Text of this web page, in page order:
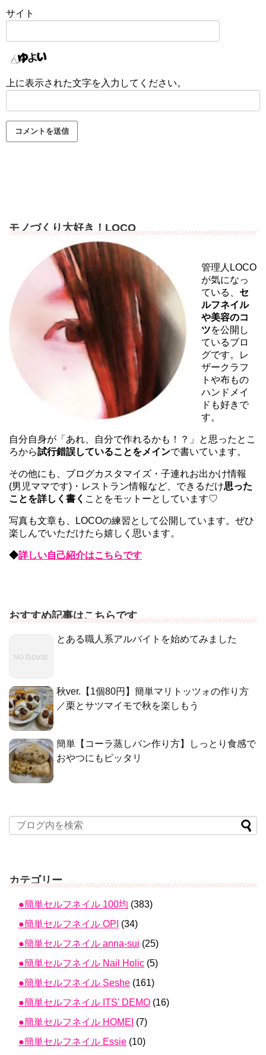
サイト
上に表示された文字を入力してください。
モノづくり大好き！LOCO
管理人LOCO
が気になっ
ている、 セ
ルフネイル
や美容のコ
ツを公開し
ているブロ
グです。レ
ザークラフ
トや布もの
ハンドメイ
ドも好きで
す。
自分自身が「あれ、自分で作れるかも！？」と思ったとこ
ろから試行錯誤していることをメインで書いています。
その他にも、ブログカスタマイズ・子連れお出かけ情報
(男児ママです)・レストラン情報など、できるだけ思った
ことを詳しく書く ことをモットーとしています♡
写真も文章も、LOCOの練習として公開しています。ぜひ
楽しんでいただけたら嬉しく思います。
◆詳しい自己紹介はこちらです
おすすめ記事はこちらです
とある職人系アルバイトを始めてみました
秋ver.【1個80円】簡単マリトッツォの作り方
／栗とサツマイモで秋を楽しもう
簡単【コーラ蒸しパン作り方】しっとり食感で
おやつにもピッタリ
カテゴリー
●簡単セルフネイル 100均 (383)
●簡単セルフネイル OPI (34)
●簡単セルフネイル anna-sui (25)
●簡単セルフネイル Nail Holic (5)
●簡単セルフネイル Seshe (161)
●簡単セルフネイル ITS' DEMO (16)
●簡単セルフネイル HOMEI (7)
●簡単セルフネイル Essie (10)